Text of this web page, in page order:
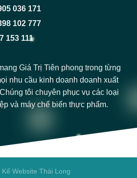
036 171
102 777
153 111
Giá Trị Tiên phong trong từng
nhu cầu kinh doanh doanh xuất
tôi chuyên phục vụ các loại
và máy chế biến thực phẩm.
Kế Website Thái Long